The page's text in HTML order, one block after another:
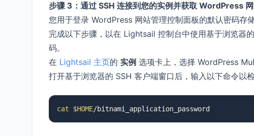
步骤 3：通过 SSH 连接到您的实例并获取 WordPress
您用于登录 WordPress 网站管理控制面板的默认密码存储
完成以下步骤，以在 Lightsail 控制台中使用基于浏览器
码。
在 Lightsail 主页的 实例 选项卡上，选择 WordPress
打开基于浏览器的 SSH 客户端窗口后，输入以下命令以
cat $HOME/bitnami_application_password